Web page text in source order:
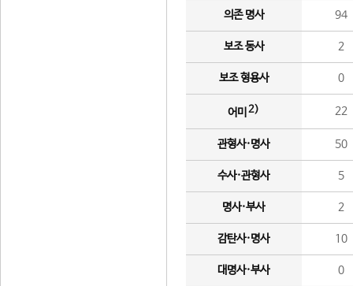
의존 명사 94
보조 동사 2
보조 형용사 0
어미 2) 22
관형사·명사 50
수사·관형사 5
명사·부사 2
감탄사·명사 10
대명사·부사 0